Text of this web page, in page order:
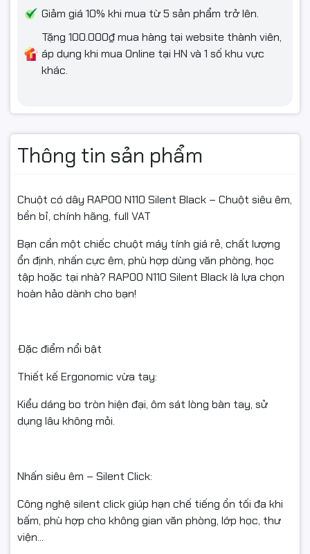
Giảm giá 10% khi mua từ 5 sản phẩm trở lên.
Tặng 100.000₫ mua hàng tại website thành viên,
áp dụng khi mua Online tại HN và 1 số khu vực
khác.
Thông tin sản phẩm
Chuột có dây RAPOO N110 Silent Black – Chuột siêu êm,
bền bỉ, chính hãng, full VAT
Bạn cần một chiếc chuột máy tính giá rẻ, chất lượng
ổn định, nhấn cực êm, phù hợp dùng văn phòng, học
tập hoặc tại nhà? RAPOO N110 Silent Black là lựa chọn
hoàn hảo dành cho bạn!
Đặc điểm nổi bật
Thiết kế Ergonomic vừa tay:
Kiểu dáng bo tròn hiện đại, ôm sát lòng bàn tay, sử
dụng lâu không mỏi.
Nhấn siêu êm – Silent Click:
Công nghệ silent click giúp hạn chế tiếng ồn tối đa khi
bấm, phù hợp cho không gian văn phòng, lớp học, thư
viện...
Số nút: 3 nút (trái, phải, cuộn)
Màu sắc: Đen
Bảo hành: 12 tháng chính hãng
Xuất hóa đơn VAT đầy đủ
Ưu điểm khi chọn RAPOO N110 Silent
Nhấn siêu êm, thao tác yên tĩnh, không gây tiếng ồn khó
Giá tốt, chính hãng, bảo hành uy tín, hỗ trợ xuất hóa đơn
VAT.